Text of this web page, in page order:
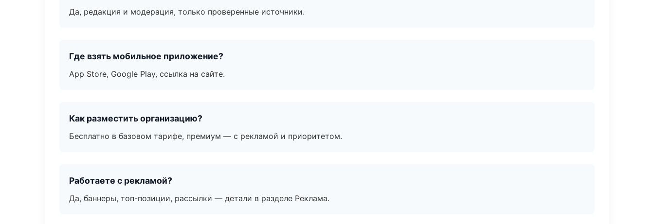
Да, редакция и модерация, только проверенные источники.
Где взять мобильное приложение?
App Store, Google Play, ссылка на сайте.
Как разместить организацию?
Бесплатно в базовом тарифе, премиум — с рекламой и приоритетом.
Работаете с рекламой?
Да, баннеры, топ-позиции, рассылки — детали в разделе Реклама.